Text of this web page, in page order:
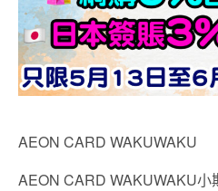
AEON CARD WAKUWAKU
AEON CARD WAKUWAKU